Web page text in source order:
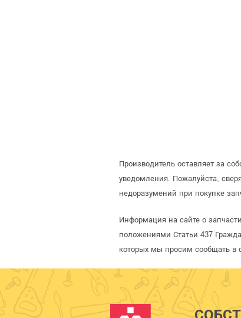
Производитель оставляет за
уведомления. Пожалуйста,
недоразумений при покупке
Информация на сайте о
положениями Статьи 437
которых мы просим сообщать в